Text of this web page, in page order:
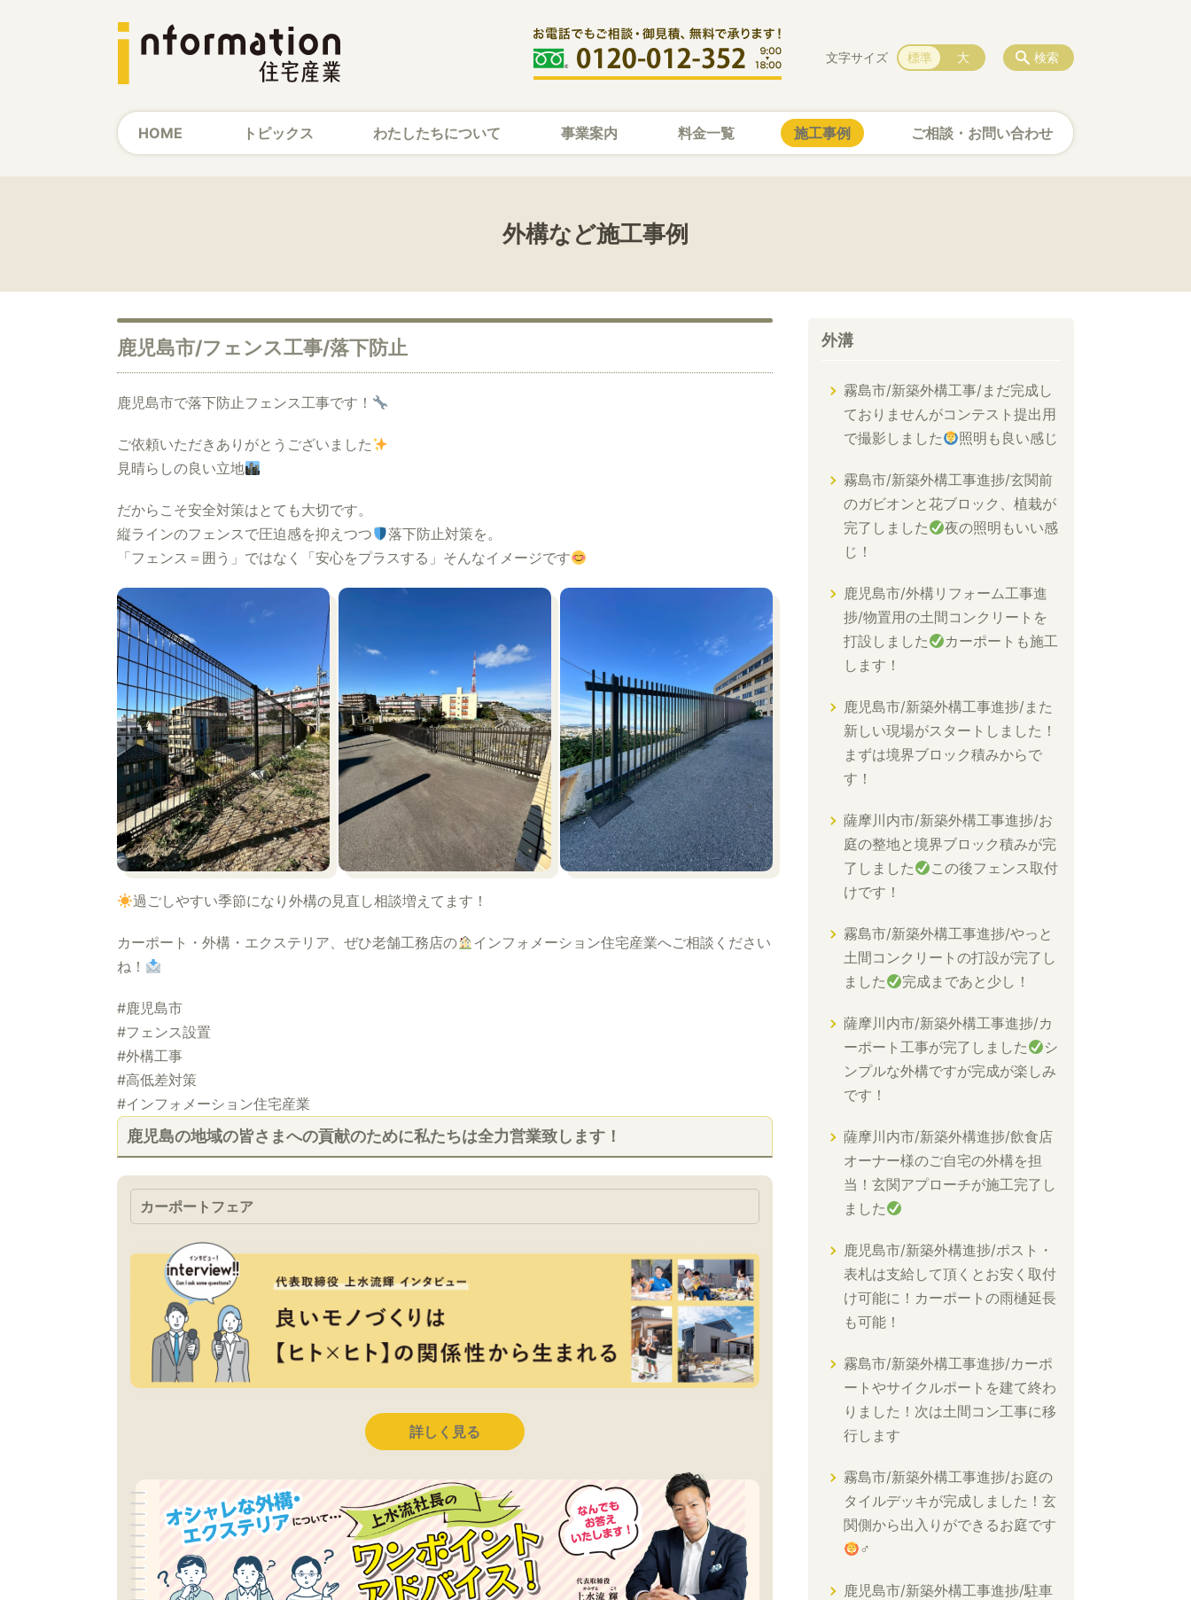
HOME トピックス わたしたちについて 事業案内 料金一覧 施工事例 ご相談・お問い合わせ
検索
文字サイズ 標準 大
外構など施工事例
鹿児島市/フェンス工事/落下防止
鹿児島市で落下防止フェンス工事です！
ご依頼いただきありがとうございました
見晴らしの良い立地
だからこそ安全対策はとても大切です。
縦ラインのフェンスで圧迫感を抑えつつ
落下防止対策を。
「フェンス＝囲う」ではなく「安心をプラスする」そんなイメージです
過ごしやすい季節になり外構の見直し相談増えてます！
カーポート・外構・エクステリア、ぜひ老舗工務店の
インフォメーション住宅産業へご相談ください
ね！
#鹿児島市
#フェンス設置
#外構工事
#高低差対策
#インフォメーション住宅産業
鹿児島の地域の皆さまへの貢献のために私たちは全力営業致します！
カーポートフェア
詳しく見る
外溝
霧島市/新築外構工事/まだ完成し
ておりませんがコンテスト提出用
で撮影しました
照明も良い感じ
霧島市/新築外構工事進捗/玄関前
のガビオンと花ブロック、植栽が
完了しました
夜の照明もいい感
じ！
鹿児島市/外構リフォーム工事進
捗/物置用の土間コンクリートを
打設しました
カーポートも施工
します！
鹿児島市/新築外構工事進捗/また
新しい現場がスタートしました！
まずは境界ブロック積みからで
す！
薩摩川内市/新築外構工事進捗/お
庭の整地と境界ブロック積みが完
了しました
この後フェンス取付
けです！
霧島市/新築外構工事進捗/やっと
土間コンクリートの打設が完了し
ました
完成まであと少し！
薩摩川内市/新築外構工事進捗/カ
ーポート工事が完了しました
シ
ンプルな外構ですが完成が楽しみ
です！
薩摩川内市/新築外構進捗/飲食店
オーナー様のご自宅の外構を担
当！玄関アプローチが施工完了し
ました
鹿児島市/新築外構進捗/ポスト・
表札は支給して頂くとお安く取付
け可能に！カーポートの雨樋延長
も可能！
霧島市/新築外構工事進捗/カーポ
ートやサイクルポートを建て終わ
りました！次は土間コン工事に移
行します
霧島市/新築外構工事進捗/お庭の
タイルデッキが完成しました！玄
関側から出入りができるお庭です
‍♂
鹿児島市/新築外構工事進捗/駐車